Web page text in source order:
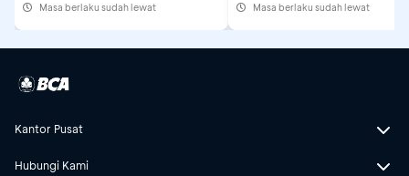
Masa berlaku sudah lewat Masa berlaku sudah lewat
Kantor Pusat
Hubungi Kami